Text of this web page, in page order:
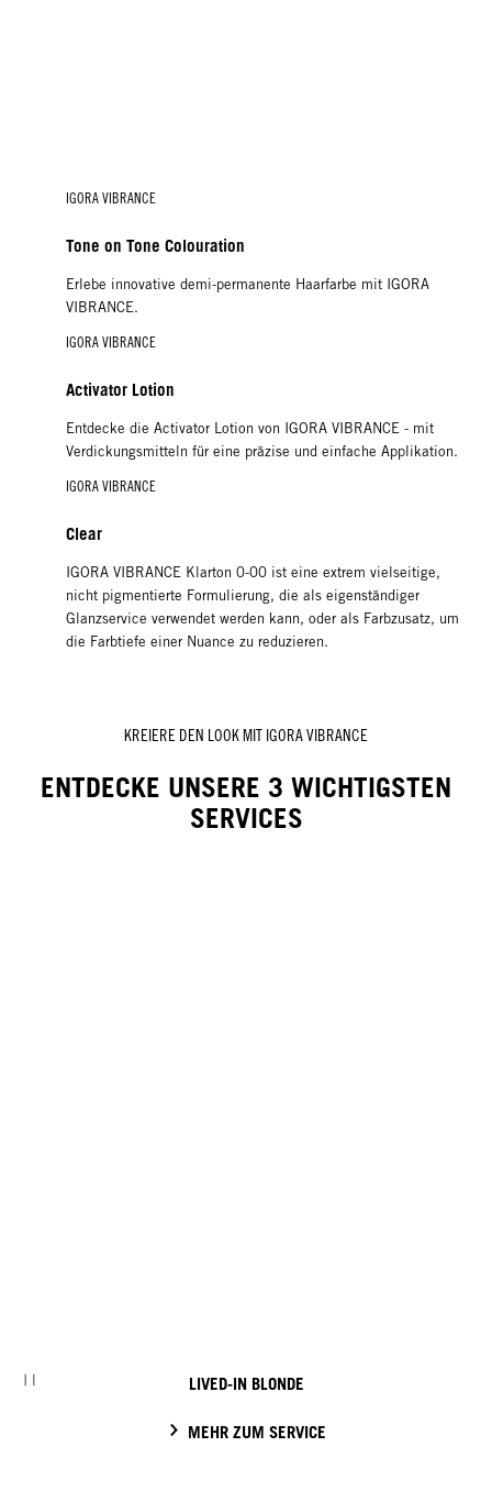
IGORA VIBRANCE
Tone on Tone Colouration
Erlebe innovative demi-permanente Haarfarbe mit IGORA
VIBRANCE.
IGORA VIBRANCE
Activator Lotion
Entdecke die Activator Lotion von IGORA VIBRANCE - mit
Verdickungsmitteln für eine präzise und einfache Applikation.
IGORA VIBRANCE
Clear
‌‌IGORA VIBRANCE Klarton 0-00 ist eine extrem vielseitige,
nicht pigmentierte Formulierung, die als eigenständiger
Glanzservice verwendet werden kann, oder als Farbzusatz, um
die Farbtiefe einer Nuance zu reduzieren.
KREIERE DEN LOOK MIT IGORA VIBRANCE
ENTDECKE UNSERE 3 WICHTIGSTEN
SERVICES
LIVED-IN BLONDE
MEHR ZUM SERVICE